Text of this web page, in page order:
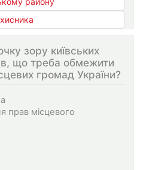
зору київських
що треба обмежити
громад України?
прав місцевого